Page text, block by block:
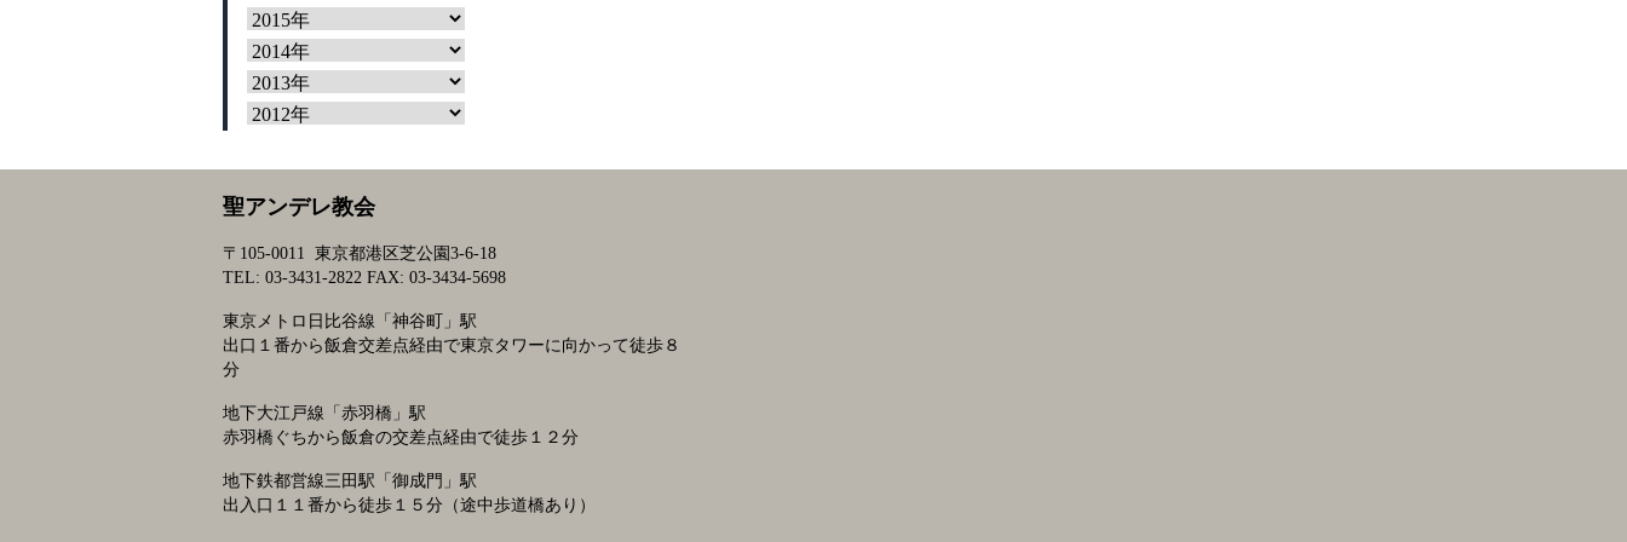
聖アンデレ教会
〒105-0011 東京都港区芝公園3-6-18
TEL: 03-3431-2822 FAX: 03-3434-5698
東京メトロ日比谷線「神谷町」駅
出口１番から飯倉交差点経由で東京タワーに向かって徒歩８
分
地下大江戸線「赤羽橋」駅
赤羽橋ぐちから飯倉の交差点経由で徒歩１２分
地下鉄都営線三田駅「御成門」駅
出入口１１番から徒歩１５分（途中歩道橋あり）